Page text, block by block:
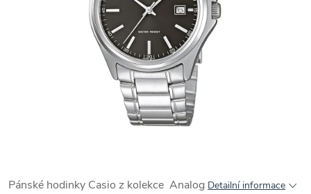
Pánské hodinky Casio z kolekce Analog Detailní informace